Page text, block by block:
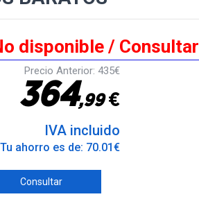
disponible / Consultar
Precio Anterior: 435€
364,99€
IVA incluido
Tu ahorro es de: 70.01€
Consultar